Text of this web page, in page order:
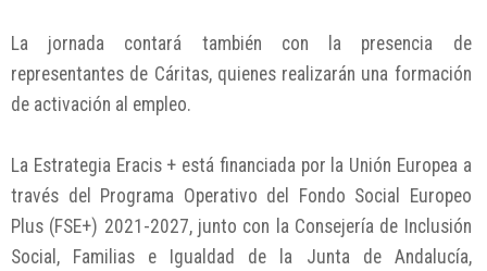
La jornada contará también con la presencia de
representantes de Cáritas, quienes realizarán una formación
de activación al empleo.
La Estrategia Eracis + está financiada por la Unión Europea a
través del Programa Operativo del Fondo Social Europeo
Plus (FSE+) 2021-2027, junto con la Consejería de Inclusión
Social, Familias e Igualdad de la Junta de Andalucía,